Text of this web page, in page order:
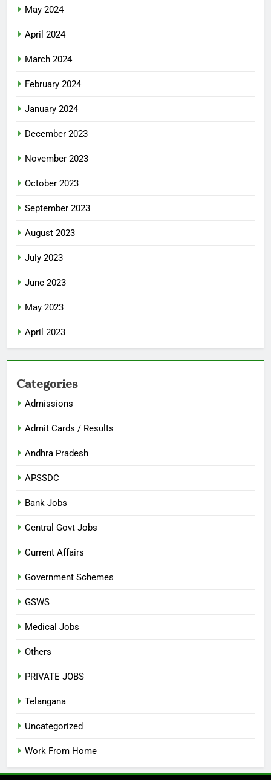
May 2024
April 2024
March 2024
February 2024
January 2024
December 2023
November 2023
October 2023
September 2023
August 2023
July 2023
June 2023
May 2023
April 2023
Categories
Admissions
Admit Cards / Results
Andhra Pradesh
APSSDC
Bank Jobs
Central Govt Jobs
Current Affairs
Government Schemes
GSWS
Medical Jobs
Others
PRIVATE JOBS
Telangana
Uncategorized
Work From Home